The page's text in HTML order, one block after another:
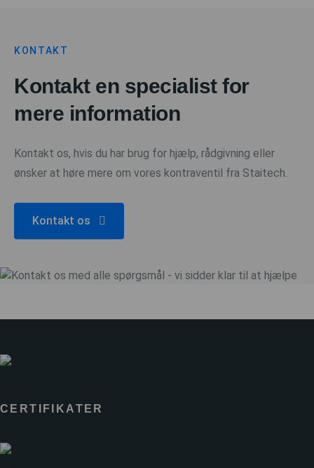
KONTAKT
Kontakt en specialist for
mere information
Kontakt os, hvis du har brug for hjælp, rådgivning eller
ønsker at høre mere om vores kontraventil fra Staitech.
Kontakt os
CERTIFIKATER